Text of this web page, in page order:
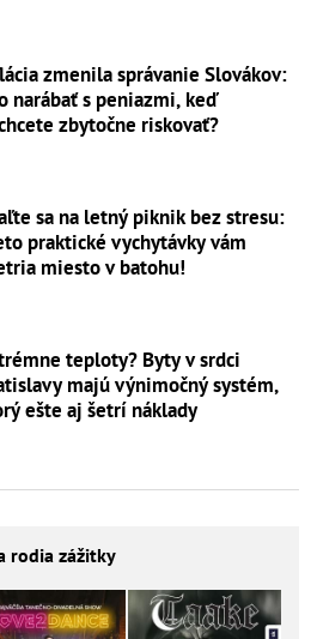
zmenila správanie Slovákov:
narábať s peniazmi, keď
zbytočne riskovať?
sa na letný piknik bez stresu:
praktické vychytávky vám
miesto v batohu!
teploty? Byty v srdci
majú výnimočný systém,
ešte aj šetrí náklady
rodia zážitky